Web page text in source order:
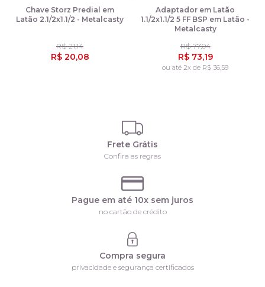
Chave Storz Predial em
Latão 2.1/2x1.1/2 - Metalcasty
R$ 21,14
R$ 20,08
Adaptador em Latão
1.1/2x1.1/2 5 FF BSP em Latão -
Metalcasty
R$ 77,04
R$ 73,19
ou até 2x de R$ 36,59
Frete Grátis
Confira as regras
Pague em até 10x sem juros
no cartão de crédito
Compra segura
privacidade e segurança certificados